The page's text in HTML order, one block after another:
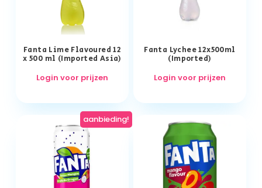
Fanta Lime Flavoured 12
x 500 ml (Imported Asia)
Login voor prijzen
Fanta Lychee 12x500ml
(Imported)
Login voor prijzen
aanbieding!